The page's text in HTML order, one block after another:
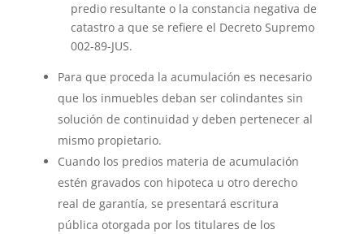
predio resultante o la constancia negativa de
catastro a que se refiere el Decreto Supremo
002-89-JUS.
Para que proceda la acumulación es necesario
que los inmuebles deban ser colindantes sin
solución de continuidad y deben pertenecer al
mismo propietario.
Cuando los predios materia de acumulación
estén gravados con hipoteca u otro derecho
real de garantía, se presentará escritura
pública otorgada por los titulares de los